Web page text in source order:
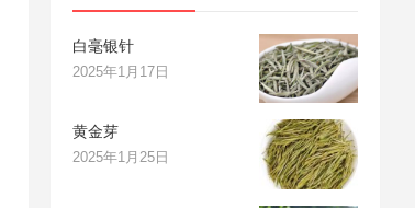
白毫银针
2025年1月17日
黄金芽
2025年1月25日